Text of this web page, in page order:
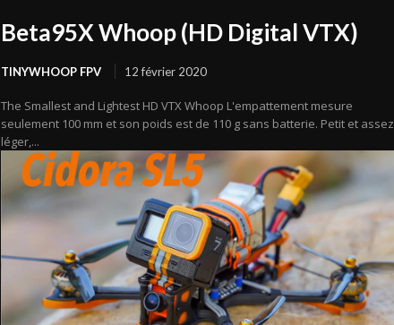
Beta95X Whoop (HD Digital VTX)
TINYWHOOP FPV 12 février 2020
The Smallest and Lightest HD VTX Whoop L'empattement mesure
seulement 100 mm et son poids est de 110 g sans batterie. Petit et assez
léger,...